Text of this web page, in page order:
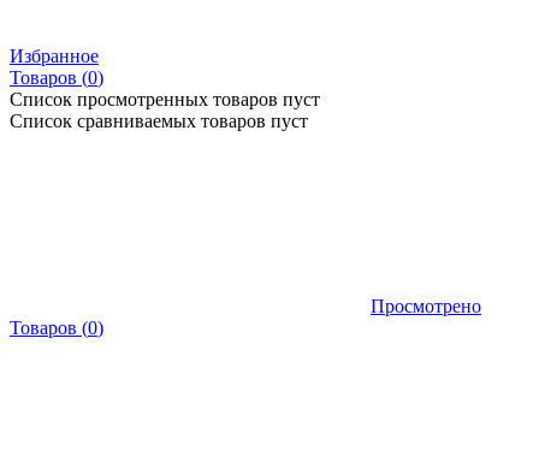
Избранное
Товаров (0)
Список просмотренных товаров пуст
Список сравниваемых товаров пуст
Просмотрено
Товаров (0)